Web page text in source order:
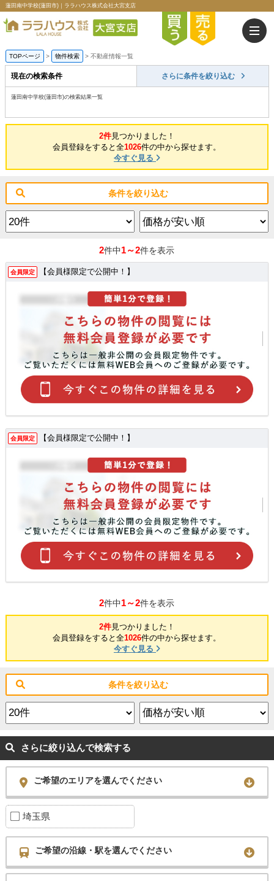
蓮田南中学校(蓮田市)｜ララハウス株式会社大宮支店
TOPページ > 物件検索 > 不動産情報一覧
現在の検索条件 さらに条件を絞り込む
蓮田南中学校(蓮田市)の検索結果一覧
2件見つかりました！
会員登録をすると全1026件の中から探せます。
今すぐ見る
条件を絞り込む
2件中1～2件を表示
会員限定 【会員様限定で公開中！】
会員限定 【会員様限定で公開中！】
2件中1～2件を表示
2件見つかりました！
会員登録をすると全1026件の中から探せます。
今すぐ見る
条件を絞り込む
さらに絞り込んで検索する
ご希望のエリアを選んでください
埼玉県
ご希望の沿線・駅を選んでください